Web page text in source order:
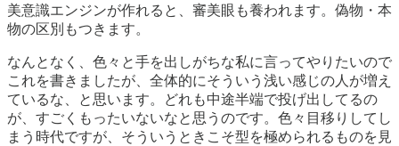
美意識エンジンが作れると、審美眼も養われます。偽物・本
物の区別もつきます。
なんとなく、色々と手を出しがちな私に言ってやりたいので
これを書きましたが、全体的にそういう浅い感じの人が増え
ているな、と思います。どれも中途半端で投げ出してるの
が、すごくもったいないなと思うのです。色々目移りしてし
まう時代ですが、そういうときこそ型を極められるものを見